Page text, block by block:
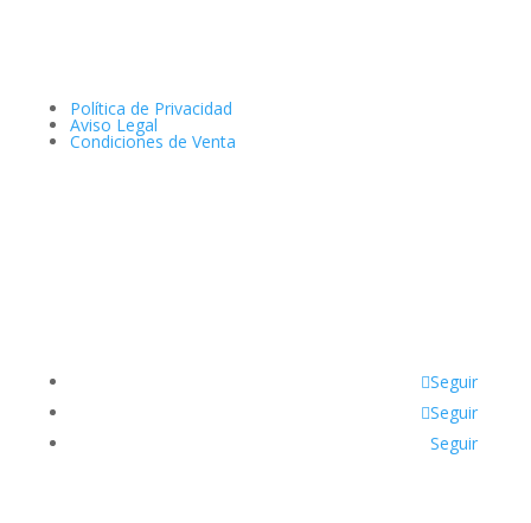
Política de Privacidad
Aviso Legal
Condiciones de Venta
Seguir
Seguir
Seguir